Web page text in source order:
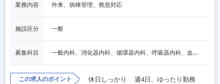
業務内容 外来、病棟管理、救急対応
施設区分 一般
募集科目 一般内科、消化器内科、循環器内科、呼吸器内科、血液内科、脳神経内科、内分泌内科、老人内科、その他
この求人のポイント 休日しっかり 週4日、ゆったり勤務